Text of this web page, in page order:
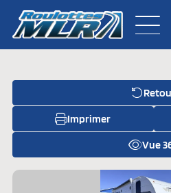
Inventaire neuf
Inventaire usagé
Imprimer
Vue